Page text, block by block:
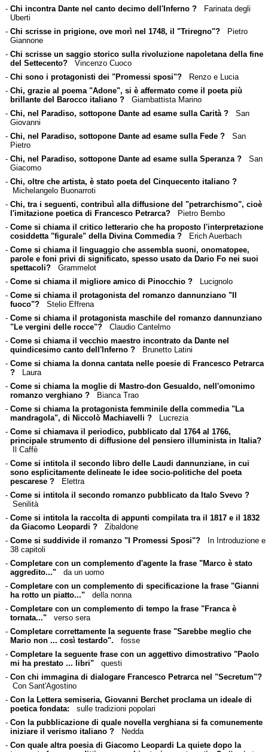
- Chi incontra Dante nel canto decimo dell'Inferno ?Farinata degli
Uberti
- Chi scrisse in prigione, ove morì nel 1748, il "Triregno"?Pietro
Giannone
- Chi scrisse un saggio storico sulla rivoluzione napoletana della fine
del Settecento?Vincenzo Cuoco
- Chi sono i protagonisti dei "Promessi sposi"?Renzo e Lucia
- Chi, grazie al poema "Adone", si è affermato come il poeta più
brillante del Barocco italiano ?Giambattista Marino
- Chi, nel Paradiso, sottopone Dante ad esame sulla Carità ?San
Giovanni
- Chi, nel Paradiso, sottopone Dante ad esame sulla Fede ?San
Pietro
- Chi, nel Paradiso, sottopone Dante ad esame sulla Speranza ?San
Giacomo
- Chi, oltre che artista, è stato poeta del Cinquecento italiano ?
Michelangelo Buonarroti
- Chi, tra i seguenti, contribuì alla diffusione del "petrarchismo", cioè
l'imitazione poetica di Francesco Petrarca?Pietro Bembo
- Come si chiama il critico letterario che ha proposto l'interpretazione
cosiddetta "figurale" della Divina Commedia ?Erich Auerbach
- Come si chiama il linguaggio che assembla suoni, onomatopee,
parole e foni privi di significato, spesso usato da Dario Fo nei suoi
spettacoli?Grammelot
- Come si chiama il migliore amico di Pinocchio ?Lucignolo
- Come si chiama il protagonista del romanzo dannunziano "Il
fuoco"?Stelio Effrena
- Come si chiama il protagonista maschile del romanzo dannunziano
"Le vergini delle rocce"?Claudio Cantelmo
- Come si chiama il vecchio maestro incontrato da Dante nel
quindicesimo canto dell'Inferno ?Brunetto Latini
- Come si chiama la donna cantata nelle poesie di Francesco Petrarca
?Laura
- Come si chiama la moglie di Mastro-don Gesualdo, nell'omonimo
romanzo verghiano ?Bianca Trao
- Come si chiama la protagonista femminile della commedia "La
mandragola", di Niccolò Machiavelli ?Lucrezia
- Come si chiamava il periodico, pubblicato dal 1764 al 1766,
principale strumento di diffusione del pensiero illuminista in Italia?
Il Caffè
- Come si intitola il secondo libro delle Laudi dannunziane, in cui
sono esplicitamente delineate le idee socio-politiche del poeta
pescarese ?Elettra
- Come si intitola il secondo romanzo pubblicato da Italo Svevo ?
Senilità
- Come si intitola la raccolta di appunti compilata tra il 1817 e il 1832
da Giacomo Leopardi ?Zibaldone
- Come si suddivide il romanzo "I Promessi Sposi"?In Introduzione e
38 capitoli
- Completare con un complemento d'agente la frase "Marco è stato
aggredito..."da un uomo
- Completare con un complemento di specificazione la frase "Gianni
ha rotto un piatto..."della nonna
- Completare con un complemento di tempo la frase "Franca è
tornata..."verso sera
- Completare correttamente la seguente frase "Sarebbe meglio che
Mario non ... così testardo". fosse
- Completare la seguente frase con un aggettivo dimostrativo "Paolo
mi ha prestato ... libri"questi
- Con chi immagina di dialogare Francesco Petrarca nel "Secretum"?
Con Sant'Agostino
- Con la Lettera semiseria, Giovanni Berchet proclama un ideale di
poetica fondata: sulle tradizioni popolari
- Con la pubblicazione di quale novella verghiana si fa comunemente
iniziare il verismo italiano ?Nedda
- Con quale altra poesia di Giacomo Leopardi La quiete dopo la